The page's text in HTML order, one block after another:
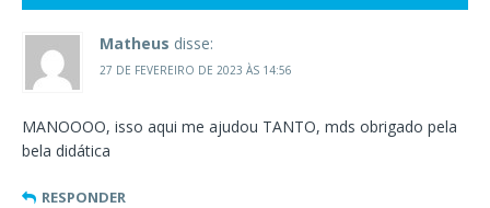
Matheus disse:
27 DE FEVEREIRO DE 2023 ÀS 14:56
MANOOOO, isso aqui me ajudou TANTO, mds obrigado pela
bela didática
RESPONDER